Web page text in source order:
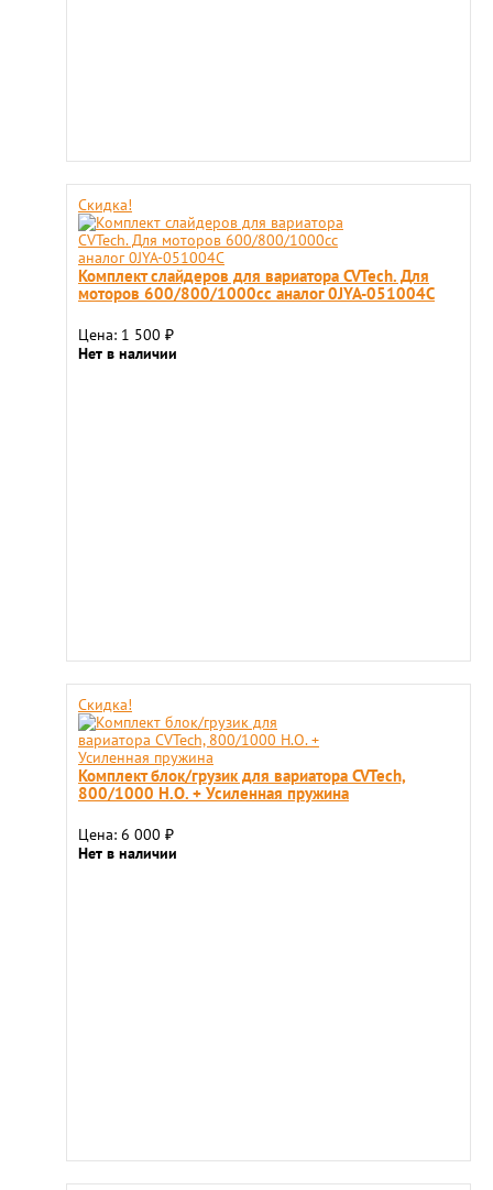
Скидка!
Комплект слайдеров для вариатора CVTech. Для
моторов 600/800/1000сс аналог 0JYA-051004C
Цена: 1 500 ₽
Нет в наличии
Скидка!
Комплект блок/грузик для вариатора CVTech,
800/1000 H.O. + Усиленная пружина
Цена: 6 000 ₽
Нет в наличии